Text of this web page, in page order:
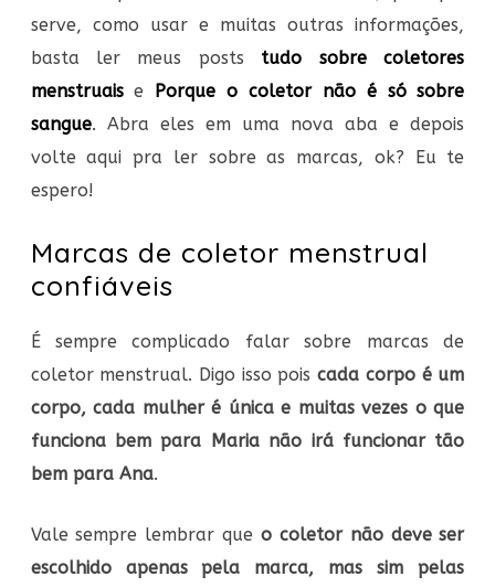
serve, como usar e muitas outras informações,
basta ler meus posts tudo sobre coletores
menstruaise
Porque o coletor não é só sobre
sangue. Abra eles em uma nova aba e depois
volte aqui pra ler sobre as marcas, ok? Eu te
espero!
Marcas de coletor menstrual
confiáveis
É sempre complicado falar sobre marcas de
coletor menstrual. Digo isso poiscada corpo é um
corpo, cada mulher é única e muitas vezes o que
funciona bem para Maria não irá funcionar tão
bem para Ana.
Vale sempre lembrar que o coletor não deve ser
escolhido apenas pela marca, mas sim pelas